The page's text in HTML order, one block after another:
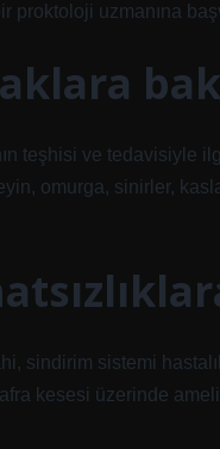
uzmanına
teşhisi ve tedavisiyle
omurga, sinirler,
sindirim sistemi
kesesi üzerinde